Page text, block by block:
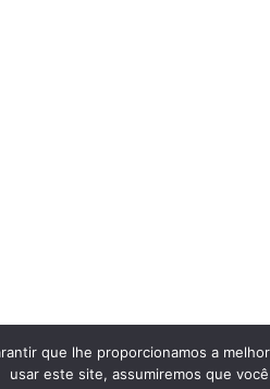
que lhe proporcionamos a
usar este site, assumiremos que